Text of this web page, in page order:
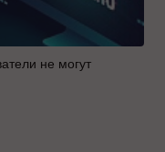
не могут